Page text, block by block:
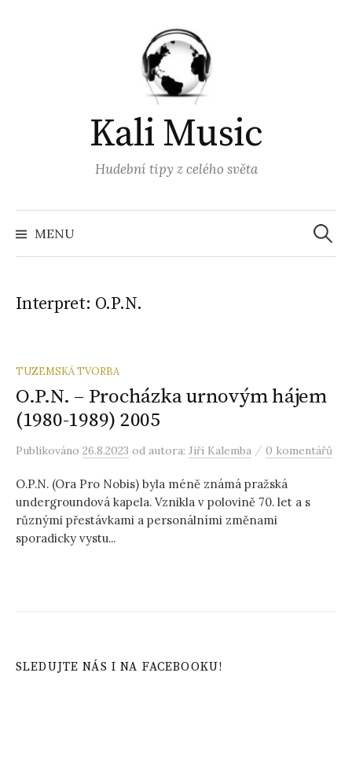
Kali Music
Hudební tipy z celého světa
MENU
Interpret: O.P.N.
TUZEMSKÁ TVORBA
O.P.N. – Procházka urnovým hájem
(1980-1989) 2005
Publikováno 26.8.2023 od autora: Jiří Kalemba / 0 komentářů
O.P.N. (Ora Pro Nobis) byla méně známá pražská
undergroundová kapela. Vznikla v polovině 70. let a s
různými přestávkami a personálními změnami
sporadicky vystu...
SLEDUJTE NÁS I NA FACEBOOKU!